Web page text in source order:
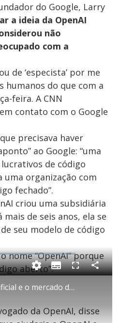
do Google, Larry
a ideia da OpenAI
não
com a
de ‘especista’ por me
humanos do que com a
feira. A CNN
contato com o Google
precisava haver
ao Google: “uma
de código
organização com
fechado”.
criou uma subsidiária
de seis anos, ela se
seu modelo de código
nome “OpenAI” porque
aberto”.
Inteligência artificial e o mercado de trabalho no Brasil: tecnologia vai criar novas vagas
S
u
b
i
t
F C
o
l
h
da OpenAI, disse